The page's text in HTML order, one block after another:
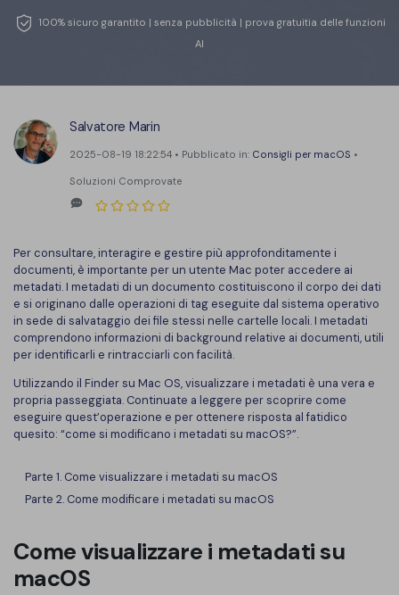
PDFelement Cloud
Unire PDF
Word in PDF
Altri Strumenti Online
Converti PDF
Organizza PDF
Modulo PDF
Batch PDF
Firma digitale certificata
Smart Redact PDF
PDF OCR
Extrai dati PDF
Chat con PDF
Top PDF Editor
APP PDF
Firma su PDF
PDF editor per Mac
Comprimere PDF
Soluzioni PDF per
Educazione
Servizio IT
Legale
Sanità
Freelancer
100% sicuro garantito | senza pubblicità | prova gratuitia delle funzioni
AI
Salvatore Marin
2025-08-19 18:22:54 • Pubblicato in: Consigli per macOS •
Soluzioni Comprovate
Per consultare, interagire e gestire più approfonditamente i
documenti, è importante per un utente Mac poter accedere ai
metadati. I metadati di un documento costituiscono il corpo dei dati
e si originano dalle operazioni di tag eseguite dal sistema operativo
in sede di salvataggio dei file stessi nelle cartelle locali. I metadati
comprendono informazioni di background relative ai documenti, utili
per identificarli e rintracciarli con facilità.
Utilizzando il Finder su Mac OS, visualizzare i metadati è una vera e
propria passeggiata. Continuate a leggere per scoprire come
eseguire quest’operazione e per ottenere risposta al fatidico
quesito: “come si modificano i metadati su macOS?”.
Parte 1. Come visualizzare i metadati su macOS
Parte 2. Come modificare i metadati su macOS
Come visualizzare i metadati su
macOS